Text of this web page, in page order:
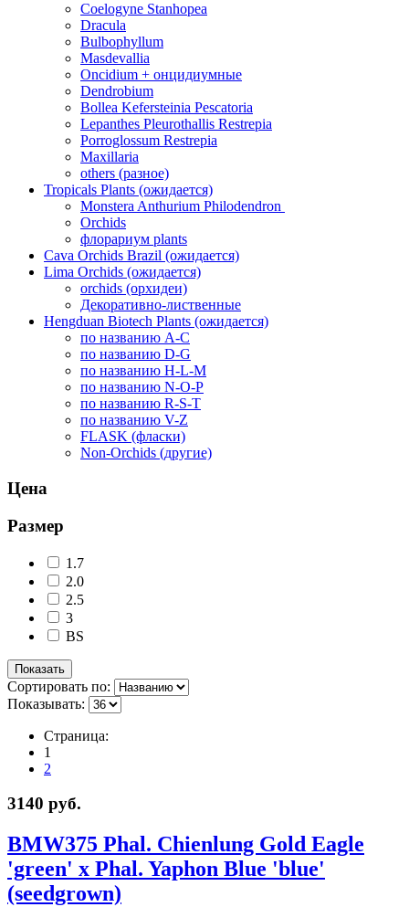
Coelogyne Stanhopea
Dracula
Bulbophyllum
Masdevallia
Oncidium + онцидиумные
Dendrobium
Bollea Kefersteinia Pescatoria
Lepanthes Pleurothallis Restrepia
Porroglossum Restrepia
Maxillaria
others (разное)
Tropicals Plants (ожидается)
​​​​​​​Monstera Anthurium Philodendron
Orchids
флорариум plants
Cava Orchids Brazil (ожидается)
Lima Orchids (ожидается)
orchids (орхидеи)
Декоративно-лиственные
Hengduan Biotech Plants (ожидается)
по названию A-C
по названию D-G
по названию H-L-M
по названию N-O-P
по названию R-S-T
по названию V-Z
FLASK (фласки)
Non-Orchids (другие)
Цена
Размер
1.7
2.0
2.5
3
BS
Сортировать по:
Показывать:
Страница:
1
2
3140 руб.
BMW375 Phal. Chienlung Gold Eagle
'green' x Phal. Yaphon Blue 'blue'
(seedgrown)